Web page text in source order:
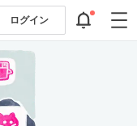
ログイン